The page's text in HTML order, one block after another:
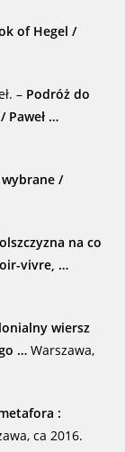
of Hegel /
– Podróż do
Paweł …
wybrane /
na co
vivre, …
wiersz
… Warszawa,
:
ca 2016.